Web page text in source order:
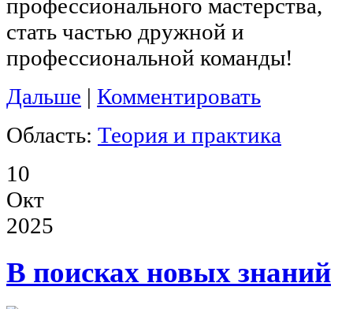
профессионального мастерства,
стать частью дружной и
профессиональной команды!
Дальше | Комментировать
Область: Теория и практика
10
Окт
2025
В поисках новых знаний